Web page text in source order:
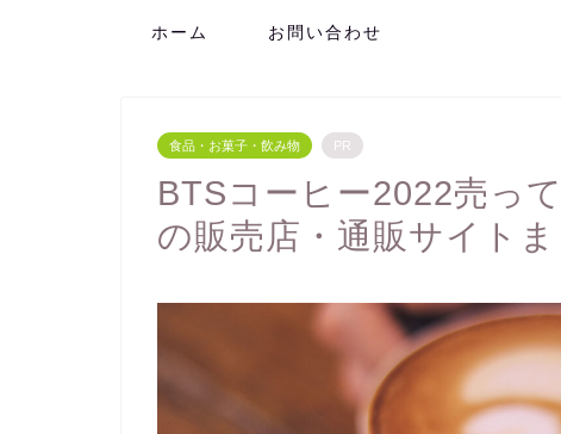
ホーム お問い合わせ
食品・お菓子・飲み物 PR
BTSコーヒー2022売っ
の販売店・通販サイトま